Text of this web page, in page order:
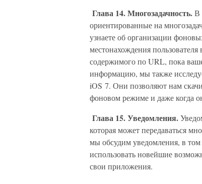
Глава 14. Многозадачность.В
ориентированные на
узнаете об организации
местонахождения
содержимого по URL, пока
информацию, мы также
iOS 7. Они позволяют нам
фоновом режиме и даже когда
Глава 15. Уведомления.
которая может передаваться
мы обсудим уведомления, в
использовать новейшие
свои приложения.